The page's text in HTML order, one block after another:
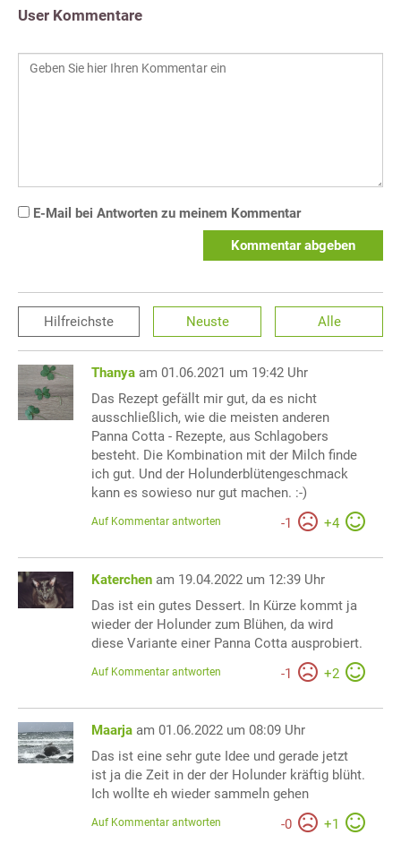
User Kommentare
E-Mail bei Antworten zu meinem Kommentar
Kommentar abgeben
Hilfreichste Neuste Alle
Thanya am 01.06.2021 um 19:42 Uhr
Das Rezept gefällt mir gut, da es nicht
ausschließlich, wie die meisten anderen
Panna Cotta - Rezepte, aus Schlagobers
besteht. Die Kombination mit der Milch finde
ich gut. Und der Holunderblütengeschmack
kann es sowieso nur gut machen. :-)
-1 +4
Auf Kommentar antworten
Katerchen am 19.04.2022 um 12:39 Uhr
Das ist ein gutes Dessert. In Kürze kommt ja
wieder der Holunder zum Blühen, da wird
diese Variante einer Panna Cotta ausprobiert.
-1 +2
Auf Kommentar antworten
Maarja am 01.06.2022 um 08:09 Uhr
Das ist eine sehr gute Idee und gerade jetzt
ist ja die Zeit in der der Holunder kräftig blüht.
Ich wollte eh wieder sammeln gehen
-0 +1
Auf Kommentar antworten